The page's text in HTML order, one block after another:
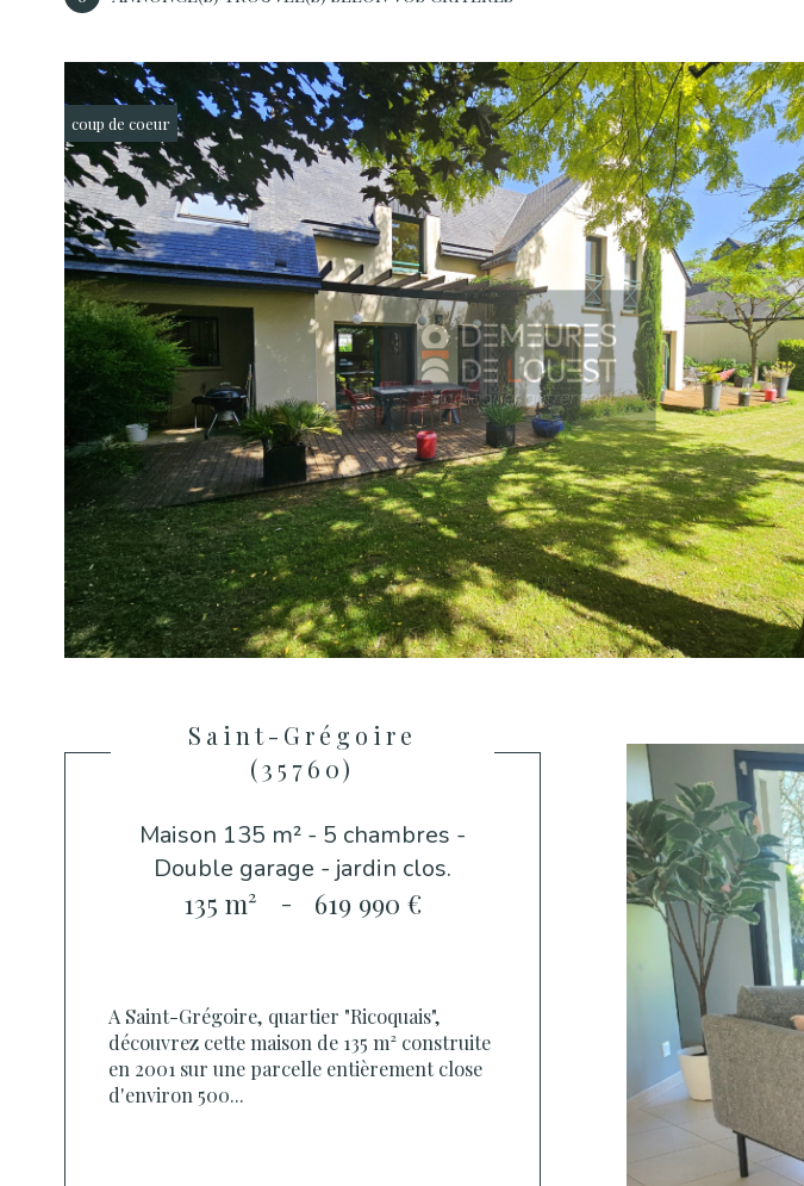
coup de coeur
Saint-Grégoire
(35760)
Maison 135 m² - 5 chambres -
Double garage - jardin clos.
135 m² - 619 990 €
A Saint-Grégoire, quartier "Ricoquais",
découvrez cette maison de 135 m² construite
en 2001 sur une parcelle entièrement close
d'environ 500...